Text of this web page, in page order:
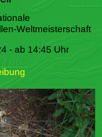
Weltmeisterschaft
- ab 14:45 Uhr